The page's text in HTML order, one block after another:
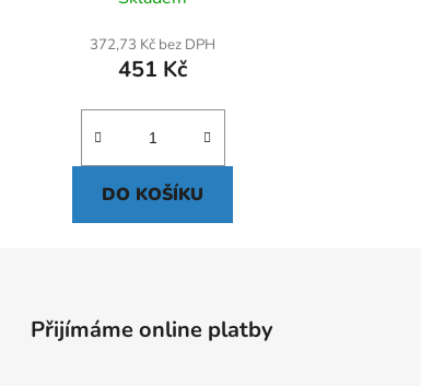
372,73 Kč bez DPH
451 Kč
DO KOŠÍKU
Přijímáme online platby